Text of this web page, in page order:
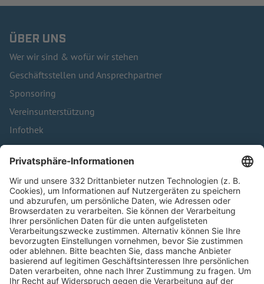
ÜBER UNS
Wer wir sind & wofür wir stehen
Geschäftsstellen und Ansprechpartner
Sponsoring
Vereinsunterstützung
Infothek
Kontakt
HÄUFIG BESUCHTE SEITEN
Pässe und Vereinswechsel
Trainerausbildung
Schulungsangebot Vereinsmitarbeiter
BFV-Geschäftsstellen
Trainerbörse